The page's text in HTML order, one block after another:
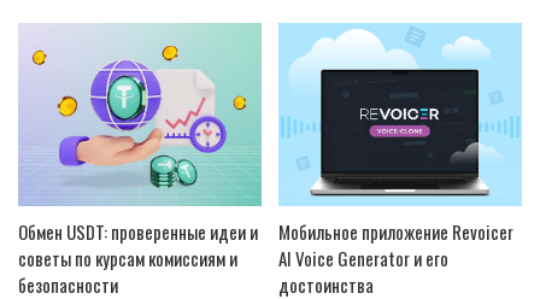
Обмен USDT: проверенные идеи и
советы по курсам комиссиям и
безопасности
Мобильное приложение Revoicer
AI Voice Generator и его
достоинства